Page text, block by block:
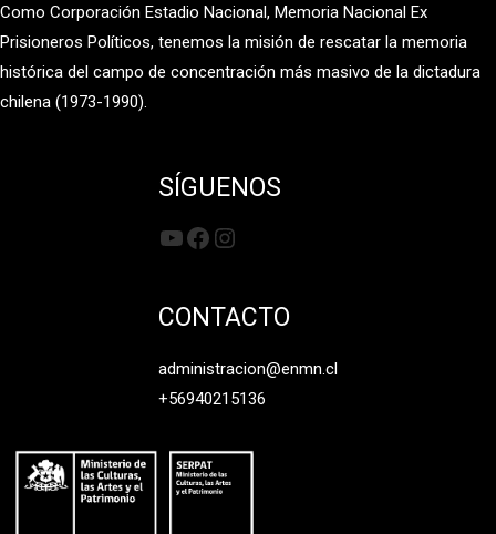
Como Corporación Estadio Nacional, Memoria Nacional Ex
Prisioneros Políticos, tenemos la misión de rescatar la memoria
histórica del campo de concentración más masivo de la dictadura
chilena (1973-1990).
SÍGUENOS
YouTube
Facebook
Instagram
CONTACTO
administracion@enmn.cl
+56940215136